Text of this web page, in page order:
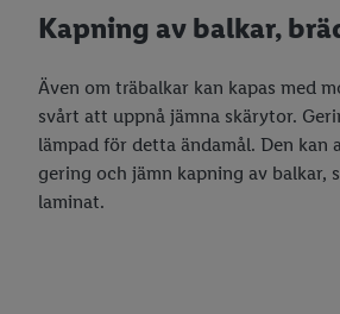
Kapning av balkar,
Även om träbalkar kan kapas med
svårt att uppnå jämna skärytor.
lämpad för detta ändamål. Den kan
gering och jämn kapning av balkar,
laminat.